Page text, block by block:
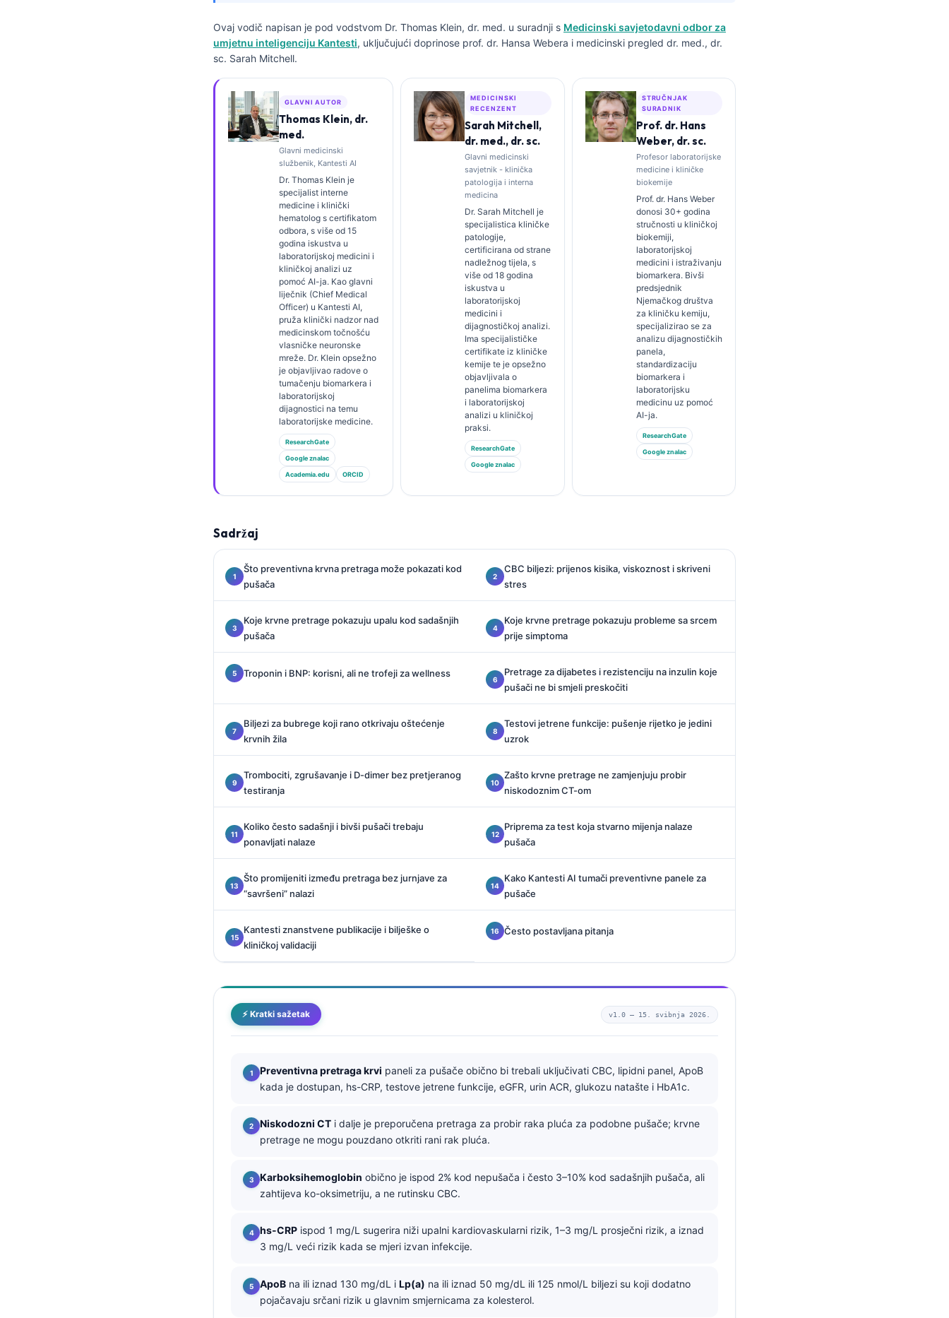
Ovaj vodič napisan je pod vodstvom Dr. Thomas Klein, dr. med. u suradnji s Medicinski savjetodavni odbor za
umjetnu inteligenciju Kantesti, uključujući doprinose prof. dr. Hansa Webera i medicinski pregled dr. med., dr.
sc. Sarah Mitchell.
GLAVNI AUTOR
Thomas Klein, dr.
med.
Glavni medicinski
službenik, Kantesti AI
Dr. Thomas Klein je
specijalist interne
medicine i klinički
hematolog s certifikatom
odbora, s više od 15
godina iskustva u
laboratorijskoj medicini i
kliničkoj analizi uz
pomoć AI-ja. Kao glavni
liječnik (Chief Medical
Officer) u Kantesti AI,
pruža klinički nadzor nad
medicinskom točnošću
vlasničke neuronske
mreže. Dr. Klein opsežno
je objavljivao radove o
tumačenju biomarkera i
laboratorijskoj
dijagnostici na temu
laboratorijske medicine.
ResearchGate
Google znalac
Academia.edu ORCID
MEDICINSKI
RECENZENT
Sarah Mitchell,
dr. med., dr. sc.
Glavni medicinski
savjetnik - klinička
patologija i interna
medicina
Dr. Sarah Mitchell je
specijalistica kliničke
patologije,
certificirana od strane
nadležnog tijela, s
više od 18 godina
iskustva u
laboratorijskoj
medicini i
dijagnostičkoj analizi.
Ima specijalističke
certifikate iz kliničke
kemije te je opsežno
objavljivala o
panelima biomarkera
i laboratorijskoj
analizi u kliničkoj
praksi.
ResearchGate
Google znalac
STRUČNJAK
SURADNIK
Prof. dr. Hans
Weber, dr. sc.
Profesor laboratorijske
medicine i kliničke
biokemije
Prof. dr. Hans Weber
donosi 30+ godina
stručnosti u kliničkoj
biokemiji,
laboratorijskoj
medicini i istraživanju
biomarkera. Bivši
predsjednik
Njemačkog društva
za kliničku kemiju,
specijalizirao se za
analizu dijagnostičkih
panela,
standardizaciju
biomarkera i
laboratorijsku
medicinu uz pomoć
AI-ja.
ResearchGate
Google znalac
Sadržaj
Što preventivna krvna pretraga može pokazati kod
pušača
CBC biljezi: prijenos kisika, viskoznost i skriveni
stres
Koje krvne pretrage pokazuju upalu kod sadašnjih
pušača
Koje krvne pretrage pokazuju probleme sa srcem
prije simptoma
Troponin i BNP: korisni, ali ne trofeji za wellness
Pretrage za dijabetes i rezistenciju na inzulin koje
pušači ne bi smjeli preskočiti
Biljezi za bubrege koji rano otkrivaju oštećenje
krvnih žila
Testovi jetrene funkcije: pušenje rijetko je jedini
uzrok
Trombociti, zgrušavanje i D-dimer bez pretjeranog
testiranja
Zašto krvne pretrage ne zamjenjuju probir
niskodoznim CT-om
Koliko često sadašnji i bivši pušači trebaju
ponavljati nalaze
Priprema za test koja stvarno mijenja nalaze
pušača
Što promijeniti između pretraga bez jurnjave za
“savršeni” nalazi
Kako Kantesti AI tumači preventivne panele za
pušače
Kantesti znanstvene publikacije i bilješke o
kliničkoj validaciji
Često postavljana pitanja
⚡ Kratki sažetak v1.0 — 15. svibnja 2026.
Preventivna pretraga krvi paneli za pušače obično bi trebali uključivati CBC, lipidni panel, ApoB
kada je dostupan, hs-CRP, testove jetrene funkcije, eGFR, urin ACR, glukozu natašte i HbA1c.
Niskodozni CT i dalje je preporučena pretraga za probir raka pluća za podobne pušače; krvne
pretrage ne mogu pouzdano otkriti rani rak pluća.
Karboksihemoglobin obično je ispod 2% kod nepušača i često 3–10% kod sadašnjih pušača, ali
zahtijeva ko-oksimetriju, a ne rutinsku CBC.
hs-CRP ispod 1 mg/L sugerira niži upalni kardiovaskularni rizik, 1–3 mg/L prosječni rizik, a iznad
3 mg/L veći rizik kada se mjeri izvan infekcije.
ApoB na ili iznad 130 mg/dL i Lp(a) na ili iznad 50 mg/dL ili 125 nmol/L biljezi su koji dodatno
pojačavaju srčani rizik u glavnim smjernicama za kolesterol.